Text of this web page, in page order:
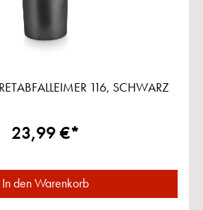
116, SCHWARZ
23,99 €*
In den Warenkorb